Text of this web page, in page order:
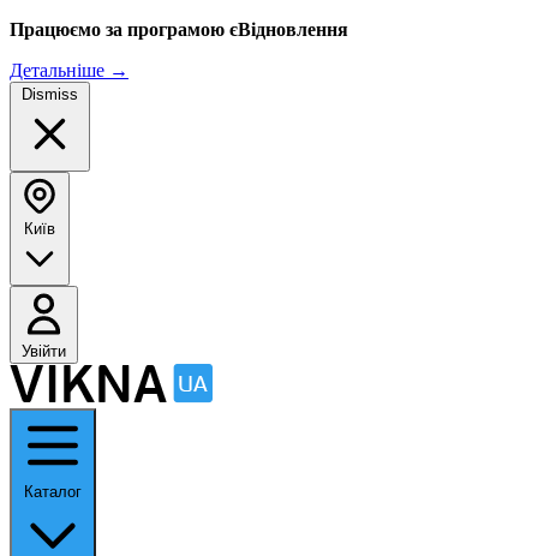
Працюємо за програмою єВідновлення
Детальніше →
Dismiss
Київ
Увійти
Каталог